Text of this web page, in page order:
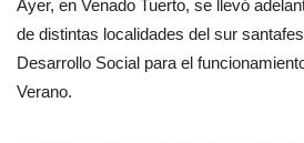
Ayer, en Venado Tuerto, se llevó
de distintas localidades del sur
Desarrollo Social para el
Verano.